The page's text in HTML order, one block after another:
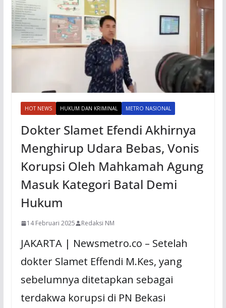
HOT NEWS HUKUM DAN KRIMINAL METRO NASIONAL
Dokter Slamet Efendi Akhirnya
Menghirup Udara Bebas, Vonis
Korupsi Oleh Mahkamah Agung
Masuk Kategori Batal Demi
Hukum
14 Februari 2025 Redaksi NM
JAKARTA | Newsmetro.co – Setelah
dokter Slamet Effendi M.Kes, yang
sebelumnya ditetapkan sebagai
terdakwa korupsi di PN Bekasi